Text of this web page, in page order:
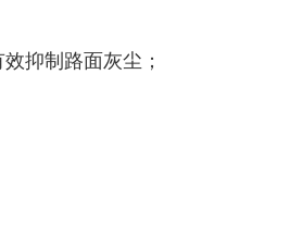
抑制路面灰尘；